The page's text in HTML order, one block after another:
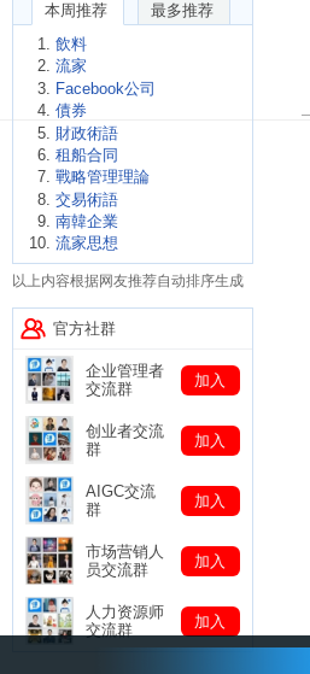
本周推荐
最多推荐
飲料
流家
Facebook公司
債券
財政術語
租船合同
戰略管理理論
交易術語
南韓企業
流家思想
以上内容根据网友推荐自动排序生成
官方社群
企业管理者
交流群
加入
创业者交流
群
加入
AIGC交流
群
加入
市场营销人
员交流群
加入
人力资源师
交流群
加入